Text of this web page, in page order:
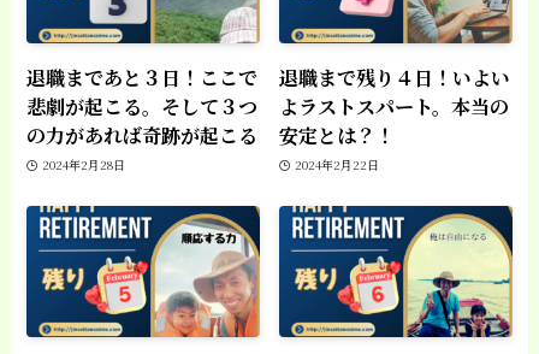
退職まであと３日！ここで
悲劇が起こる。そして３つ
の力があれば奇跡が起こる
2024年2月28日
退職まで残り４日！いよい
よラストスパート。本当の
安定とは？！
2024年2月22日